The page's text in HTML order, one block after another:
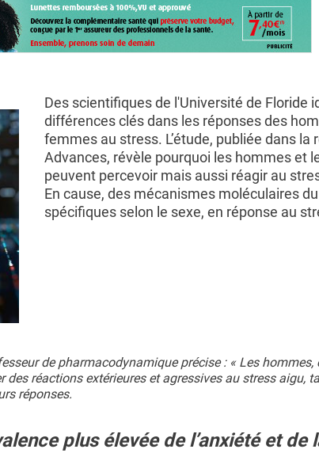
Des scientifiques de l'Université de Floride
différences clés dans les réponses des
femmes au stress. L’étude, publiée dans la
Advances, révèle pourquoi les hommes et
peuvent percevoir mais aussi réagir au
En cause, des mécanismes moléculaires
spécifiques selon le sexe, en réponse au
de pharmacodynamique précise : « Les hommes,
réactions extérieures et agressives au stress aigu,
réponses.
plus élevée de l’anxiété et de